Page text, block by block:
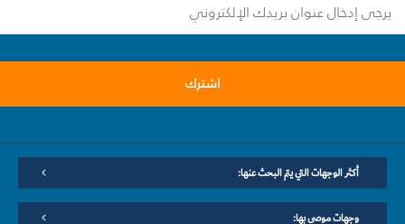
اشترك
أكثر الوجهات التي يتم البحث عنها:
وجهات موصى بها: